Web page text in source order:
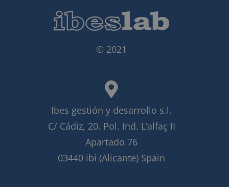
© 2021
Ibes gestión y desarrollo s.l.
C/ Cádiz, 20. Pol. Ind. L’alfaç II
Apartado 76
03440 ibi (Alicante) Spain